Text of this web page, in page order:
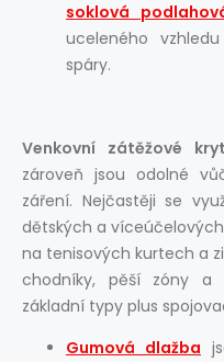
soklová
uceleného
spáry.
Venkovní zátěžové
zároveň jsou odolné
záření. Nejčastěji se
dětských a
na tenisových kurtech a
chodníky, pěší zóny a
základní typy plus
Gumová dlažba